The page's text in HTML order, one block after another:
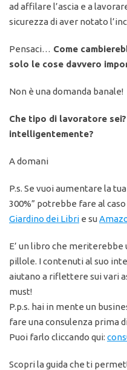
ad affilare l’ascia e a
sicurezza di aver notato
Pensaci… Come
solo le cose davvero
Non è una domanda banale!
Che tipo di lavoratore
intelligentemente?
A domani
P.s. Se vuoi aumentare la
300%” potrebbe fare al
Giardino dei Libri e su
E’ un libro che
pillole. I contenuti al suo
aiutano a riflettere sui vari
must!
P.p.s. hai in mente un
fare una consulenza prima
Puoi farlo cliccando qui:
Scopri la guida che ti